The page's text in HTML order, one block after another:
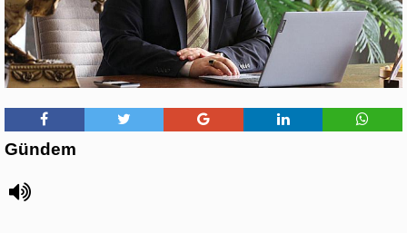
Gündem